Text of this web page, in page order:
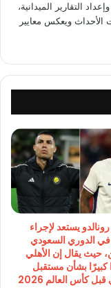
التقارير الميدانية،
ويعكس معايير
يستعد لإجراء
في الدوري السعودي
حيث يقال إن الأهلي
كبيرًا بشأن مستقبل
كأس العالم 2026